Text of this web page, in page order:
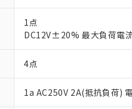
1点
DC12V±20% 最大負荷電
4点
1a AC250V 2A(抵抗負荷)
※1 対応状況
対応済み：EU RoHS指令
対応予定：EU RoHS指令（
対応予定なし：EU RoHS指